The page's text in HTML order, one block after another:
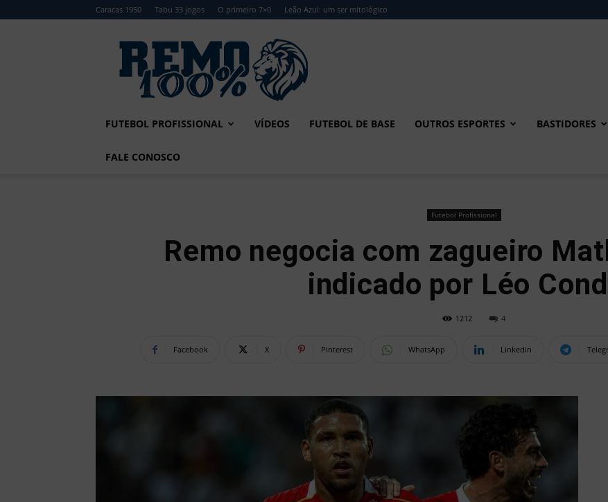
Caracas 1950 Tabu 33 jogos O primeiro 7×0 Leão Azul: um ser mitológico
Remo
FUTEBOL PROFISSIONAL VÍDEOS FUTEBOL DE BASE OUTROS ESPORTES BASTIDORES
FALE CONOSCO
Futebol Profissional
Remo negocia com zagueiro
indicado por Léo
1212 4
Facebook X Pinterest WhatsApp Linkedin